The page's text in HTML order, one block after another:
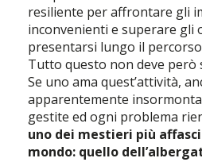
resiliente per affrontare gli
inconvenienti e superare gli
presentarsi lungo il
Tutto questo non deve però
Se uno ama quest’attività,
apparentemente
gestite ed ogni problema
uno dei mestieri più
mondo: quello